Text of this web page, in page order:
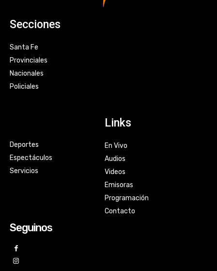
Secciones
Santa Fe
Provinciales
Nacionales
Policiales
Deportes
Espectáculos
Servicios
Links
En Vivo
Audios
Videos
Emisoras
Programación
Contacto
Seguinos